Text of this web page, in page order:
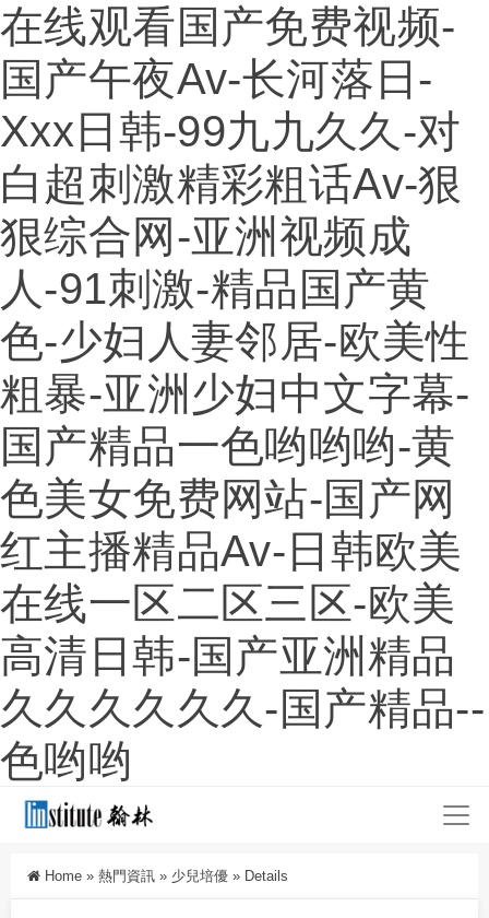
在线观看国产免费视频-
国产午夜av-长河落日-
Xxx日韩-99九九久久-对
白超刺激精彩粗话av-狠
狠综合网-亚洲视频成
人-91刺激-精品国产黄
色-少妇人妻邻居-欧美性
粗暴-亚洲少妇中文字幕-
国产精品一色哟哟哟-黄
色美女免费网站-国产网
红主播精品av-日韩欧美
在线一区二区三区-欧美
高清日韩-国产亚洲精品
久久久久久久-国产精品--
色哟哟
Home » 熱門資訊 » 少兒培優 » Details